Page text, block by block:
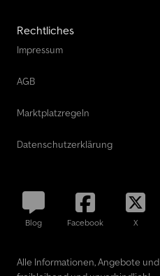
Rechtliches
Impressum
AGB
Marktplatzregeln
Datenschutzerklärung
Blog Facebook X
Alle Informationen, Angebote